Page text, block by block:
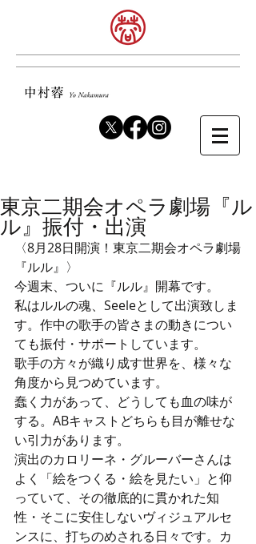
東京二期会オペラ劇場『ル
ル』振付・出演
〈8月28日開演！東京二期会オペラ劇場
『ルル』〉
今週末、ついに『ルル』開幕です。
私はルルの魂、Seeleとして出演致しま
す。作中の歌手の皆さまの動きについ
ても振付・サポートしています。
歌手の方々が織り成す世界を、様々な
角度から見つめています。
蠢く力があって、どうしても血の味が
する。ABキャストどちらも目が離せな
い引力があります。
演出のカロリーネ・グルーバーさんは
よく「絵をつくる・絵を見たい」と仰
っていて、その徹底的に貫かれた知
性・そこに安住しないヴィジュアルセ
ンスに、打ちのめされる日々です。カ